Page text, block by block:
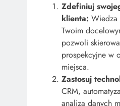
Zdefiniuj
klienta: Wiedza
Twoim
pozwoli
prospekcyjne w
miejsca.
Zastosuj
CRM,
analiza danych